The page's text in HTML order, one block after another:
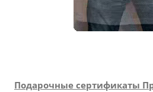
Подарочные сертификаты